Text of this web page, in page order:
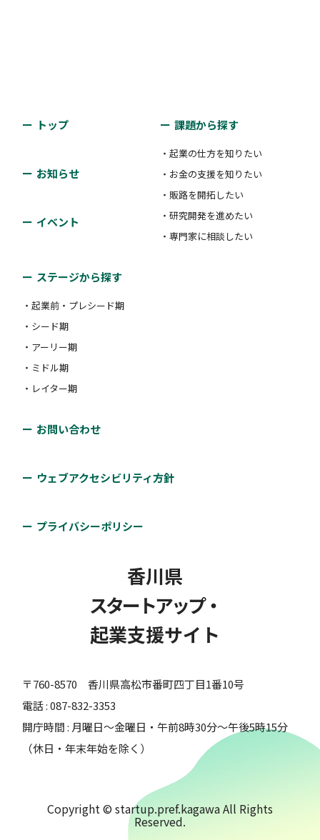
トップ
お知らせ
イベント
課題から探す
・起業の仕方を知りたい
・お金の支援を知りたい
・販路を開拓したい
・研究開発を進めたい
・専門家に相談したい
ステージから探す
・起業前・プレシード期
・シード期
・アーリー期
・ミドル期
・レイター期
お問い合わせ
ウェブアクセシビリティ方針
プライバシーポリシー
香川県
スタートアップ・
起業支援サイト
〒760-8570 香川県高松市番町四丁目1番10号
電話 : 087-832-3353
開庁時間 : 月曜日～金曜日・午前8時30分～午後5時15分
（休日・年末年始を除く）
Copyright © startup.pref.kagawa All Rights
Reserved.